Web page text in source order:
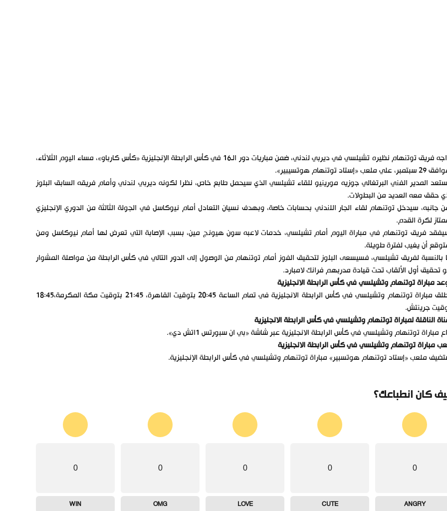
يواجه فريق توتنهام نظيره تشيلسي في ديربي لندني، ضمن مباريات دور الـ16 في كأس الرابطة الإنجليزية «كأس كارباو»، مساء اليوم الثلاثاء،
ملعب «إستاد توتنهام هوتسيبير».
المدير الفني البرتغالي جوزيه مورينيو للقاء تشيلسي الذي سيحمل طابع خاص، نظرا لكونه ديربي لندني وأمام فريقه السابق البلوز
حقق معه العديد من البطولات.
جانبه، سيدخل توتنهام لقاء الجار اللندني بحسابات خاصة، وبهدف نسيان التعادل أمام نيوكاسل في الجولة الثالثة من الدوري الإنجليزي
لكرة القدم.
فريق توتنهام في مباراة اليوم أمام تشيلسي، خدمات لاعبه سون هيونج مين، بسبب الإصابة التي تعرض لها أمام نيوكاسل ومن
أن يغيب لفترة طويلة.
بالنسبة لفريق تشيلسي، فسيسعى البلوز لتحقيق الفوز أمام توتنهام من الوصول إلى الدور التالي في كأس الرابطة من مواصلة المشوار
تحقيق أول الألقاب تحت قيادة مدربهم فرانك لامبارد.
مباراة توتنهام وتشيلسي في كأس الرابطة الانجليزية
تنطلق مباراة توتنهام وتشيلسي في كأس الرابطة الانجليزية في تمام الساعة 20:45 بتوقيت القاهرة، 21:45 بتوقيت مكة المكرمة،18:45
جرينتش.
الناقلة لمباراة توتنهام وتشيلسي في كأس الرابطة الانجليزية
مباراة توتنهام وتشيلسي في كأس الرابطة الانجليزية عبر شاشة «بي ان سبورتس 1اتش دي».
مباراة توتنهام وتشيلسي في كأس الرابطة الانجليزية
ملعب «إستاد توتنهام هوتسبير» مباراة توتنهام وتشيلسي في كأس الرابطة الإنجليزية.
كان انطباعك؟
0
ANGRY
0
CUTE
0
LOVE
0
OMG
0
WIN